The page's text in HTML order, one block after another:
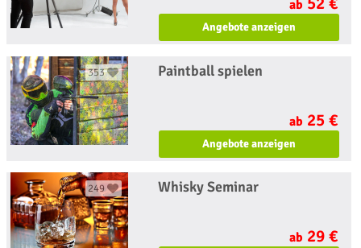
ab
Angebote anzeigen
353 Paintball spielen
ab 25 €
Angebote anzeigen
249 Whisky Seminar
ab 29 €